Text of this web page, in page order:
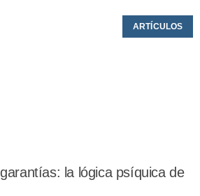
ARTÍCULOS
la lógica psíquica de